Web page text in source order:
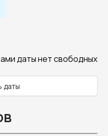
даты нет свободных
даты